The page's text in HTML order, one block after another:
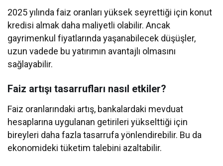
2025 yılında faiz oranları yüksek seyrettiği için konut
kredisi almak daha maliyetli olabilir. Ancak
gayrimenkul fiyatlarında yaşanabilecek düşüşler,
uzun vadede bu yatırımın avantajlı olmasını
sağlayabilir.
Faiz artışı tasarrufları nasıl etkiler?
Faiz oranlarındaki artış, bankalardaki mevduat
hesaplarına uygulanan getirileri yükselttiği için
bireyleri daha fazla tasarrufa yönlendirebilir. Bu da
ekonomideki tüketim talebini azaltabilir.